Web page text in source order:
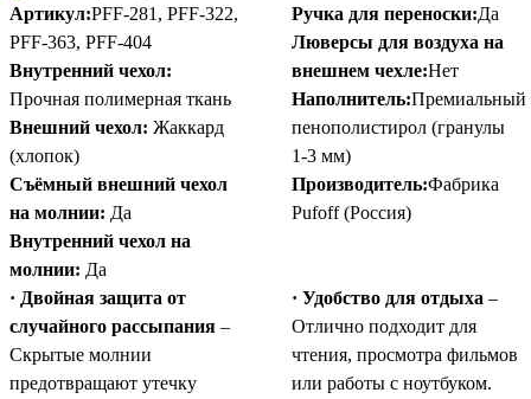
Артикул:PFF-281, PFF-322,
PFF-363, PFF-404
Внутренний чехол:
Прочная полимерная ткань
Внешний чехол: Жаккард
(хлопок)
Съёмный внешний чехол
на молнии: Да
Внутренний чехол на
молнии: Да
Ручка для переноски:Да
Люверсы для воздуха на
внешнем чехле:Нет
Наполнитель:Премиальный
пенополистирол (гранулы
1-3 мм)
Производитель:Фабрика
Pufoff (Россия)
· Двойная защита от
случайного рассыпания –
Скрытые молнии
предотвращают утечку
· Удобство для отдыха –
Отлично подходит для
чтения, просмотра фильмов
или работы с ноутбуком.